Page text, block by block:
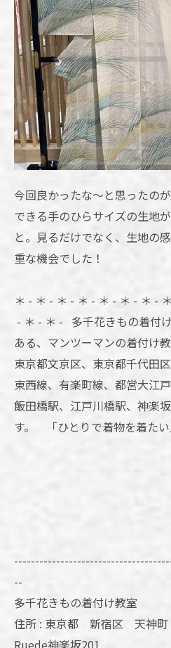
今回良かったな～と思ったの
できる手のひらサイズの生地
と。見るだけでなく、生地の
重な機会でした！
＊ - ＊ - ＊ - ＊ - ＊ - ＊ - ＊ -
- ＊ - ＊ - 多千花きもの着付
ある、マンツーマンの着付け
東京都文京区、東京都千代田
東西線、有楽町線、都営大江
飯田橋駅、江戸川橋駅、神楽
す。 「ひとりで着物を着た
--
多千花きもの着付け教室
住所 : 東京都 新宿区 天神